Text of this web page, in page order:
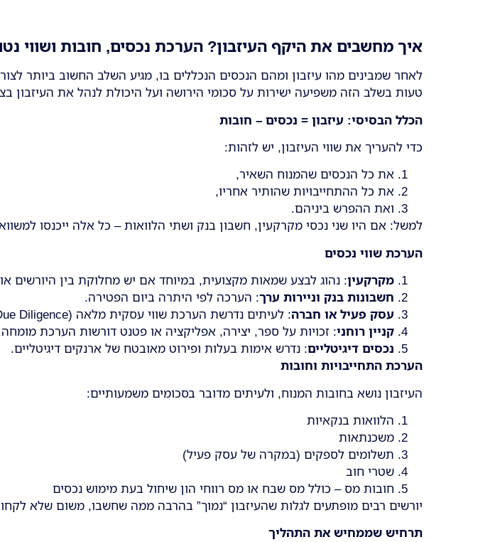
איך מחשבים את היקף העיזבון? הערכת נכסים, חובות ושווי
לאחר שמבינים מהו עיזבון ומהם הנכסים הנכללים בו, מגיע השלב החשוב ביותר
טעות בשלב הזה משפיעה ישירות על סכומי הירושה ועל היכולת לנהל את העיזבון
הכלל הבסיסי: עיזבון = נכסים – חובות
כדי להעריך את שווי העיזבון, יש לזהות:
את כל הנכסים שהמנוח השאיר,
את כל ההתחייבויות שהותיר אחריו,
ואת ההפרש ביניהם.
למשל: אם היו שני נכסי מקרקעין, חשבון בנק ושתי הלוואות – כל אלה ייכנסו
הערכת שווי נכסים
מקרקעין: נהוג לבצע שמאות מקצועית, במיוחד אם יש מחלוקת בין היורשים
חשבונות בנק וניירות ערך: הערכה לפי היתרה ביום הפטירה.
עסק פעיל או חברה: לעיתים נדרשת הערכת שווי עסקית מלאה (Due Diligence).
קניין רוחני: זכויות על ספר, יצירה, אפליקציה או פטנט דורשות הערכת
נכסים דיגיטליים: נדרש אימות בעלות ופירוט מאובטח של ארנקים דיגיטליים.
הערכת התחייבויות וחובות
העיזבון נושא בחובות המנוח, ולעיתים מדובר בסכומים משמעותיים:
הלוואות בנקאיות
משכנתאות
תשלומים לספקים (במקרה של עסק פעיל)
שטרי חוב
חובות מס – כולל מס שבח או מס רווחי הון שיחול בעת מימוש נכסים
יורשים רבים מופתעים לגלות שהעיזבון “נמוך” בהרבה ממה שחשבו, משום שלא
תרחיש שממחיש את התהליך